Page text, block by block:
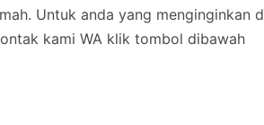
Untuk anda yang menginginkan
kami WA klik tombol dibawah